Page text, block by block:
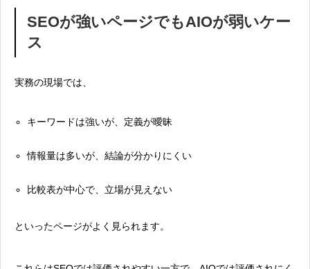
SEOが強いページでもAIOが弱いケー
ス
実務の現場では、
キーワードは強いが、定義が曖昧
情報量は多いが、結論が分かりにくい
比較表が中心で、立場が見えない
といったページがよく見られます。